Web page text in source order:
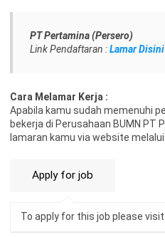
PT Pertamina (Persero)
Link Pendaftaran :Lamar Disini
Cara Melamar Kerja :
Apabila kamu sudah memenuhi
bekerja di Perusahaan BUMN PT
lamaran kamu via website
To apply for this job please visit